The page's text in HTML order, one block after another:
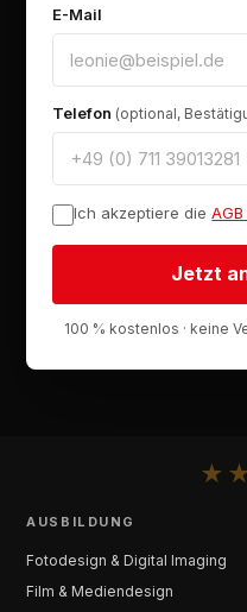
E-Mail
Telefon (optional,
Ich akzeptiere die
Jetzt
100 % kostenlos · keine
★
AUSBILDUNG
Fotodesign & Digital Imaging
Film & Mediendesign